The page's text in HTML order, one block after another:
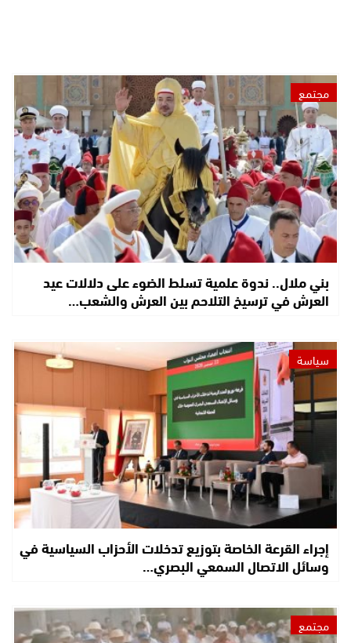
مجتمع
بني ملال.. ندوة علمية تسلط الضوء على دلالات عيد
العرش في ترسيخ التلاحم بين العرش والشعب…
سياسة
إجراء القرعة الخاصة بتوزيع تدخلات الأحزاب السياسية في
وسائل الاتصال السمعي البصري…
مجتمع